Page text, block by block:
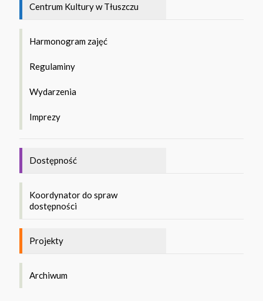
Centrum Kultury w Tłuszczu
Harmonogram zajęć
Regulaminy
Wydarzenia
Imprezy
Dostępność
Koordynator do spraw
dostępności
Projekty
Archiwum